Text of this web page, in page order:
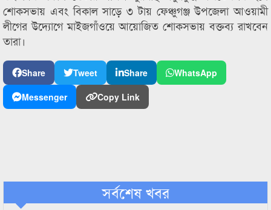
শোকসভায় এবং বিকাল সাড়ে ৩ টায় ফেঞ্চুগঞ্জ উপজেলা আওয়ামী
লীগের উদ্যোগে মাইজগাঁওয়ে আয়োজিত শোকসভায় বক্তব্য রাখবেন
তারা।
Share Tweet Share
WhatsApp
Messenger
Copy Link
সর্বশেষ খবর